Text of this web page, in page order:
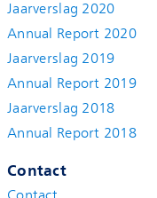
Jaarverslag 2020
Annual Report 2020
Jaarverslag 2019
Annual Report 2019
Jaarverslag 2018
Annual Report 2018
Contact